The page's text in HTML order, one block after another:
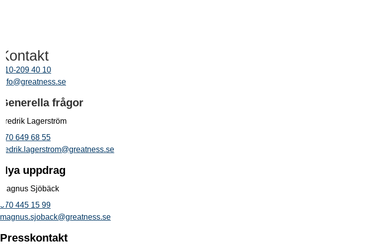
Kontakt
010-209 40 10
info@greatness.se
Generella frågor
Fredrik Lagerström
070 649 68 55
fredrik.lagerstrom@greatness.se
Nya uppdrag
Magnus Sjöbäck
070 445 15 99
magnus.sjoback@greatness.se
Presskontakt